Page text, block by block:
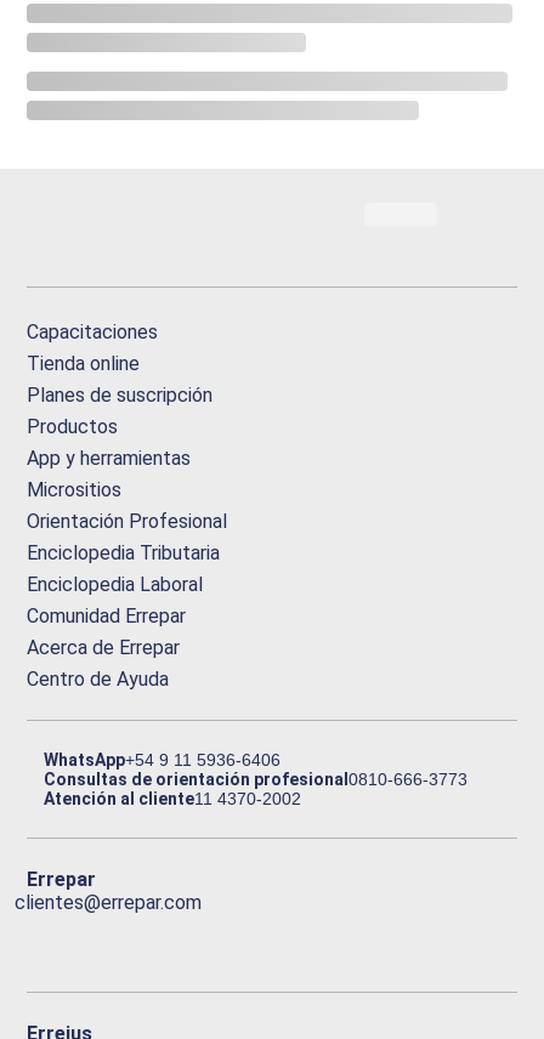
Capacitaciones
Tienda online
Planes de suscripción
Productos
App y herramientas
Micrositios
Orientación Profesional
Enciclopedia Tributaria
Enciclopedia Laboral
Comunidad Errepar
Acerca de Errepar
Centro de Ayuda
WhatsApp+54 9 11 5936-6406
Consultas de orientación profesional0810-666-3773
Atención al cliente11 4370-2002
Errepar
clientes@errepar.com
Erreius